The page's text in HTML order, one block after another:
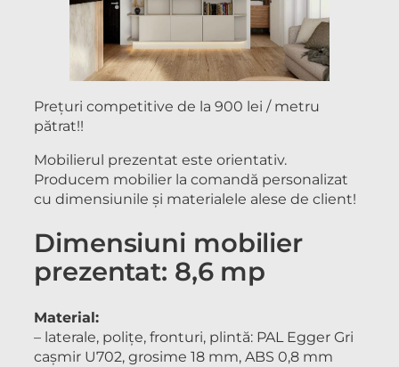
Prețuri competitive de la 900 lei / metru
pătrat!!
Mobilierul prezentat este orientativ.
Producem mobilier la comandă personalizat
cu dimensiunile și materialele alese de client!
Dimensiuni mobilier
prezentat: 8,6 mp
Material:
– laterale, polițe, fronturi, plintă: PAL Egger Gri
cașmir U702, grosime 18 mm, ABS 0,8 mm